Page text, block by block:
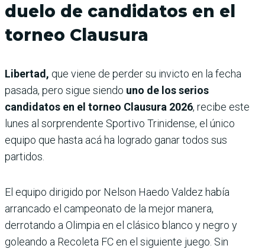
duelo de candidatos en el
torneo Clausura
Libertad, que viene de perder su invicto en la fecha
pasada, pero sigue siendo uno de los serios
candidatos en el torneo Clausura 2026, recibe este
lunes al sorprendente Sportivo Trinidense, el único
equipo que hasta acá ha logrado ganar todos sus
partidos.
El equipo dirigido por Nelson Haedo Valdez había
arrancado el campeonato de la mejor manera,
derrotando a Olimpia en el clásico blanco y negro y
goleando a Recoleta FC en el siguiente juego. Sin